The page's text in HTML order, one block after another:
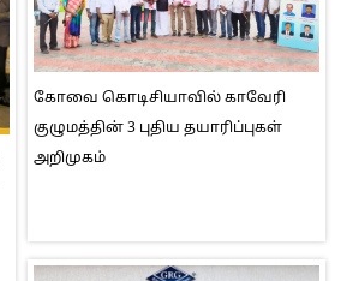
கோவை கொடிசியாவில் காவேரி
குழுமத்தின் 3 புதிய தயாரிப்புகள்
அறிமுகம்